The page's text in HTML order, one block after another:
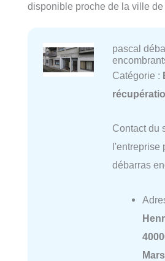
disponible proche de la ville
pascal
Catégorie :
Contact du
l'entreprise
débarras